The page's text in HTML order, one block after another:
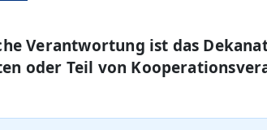
Verantwortung ist das
oder Teil von